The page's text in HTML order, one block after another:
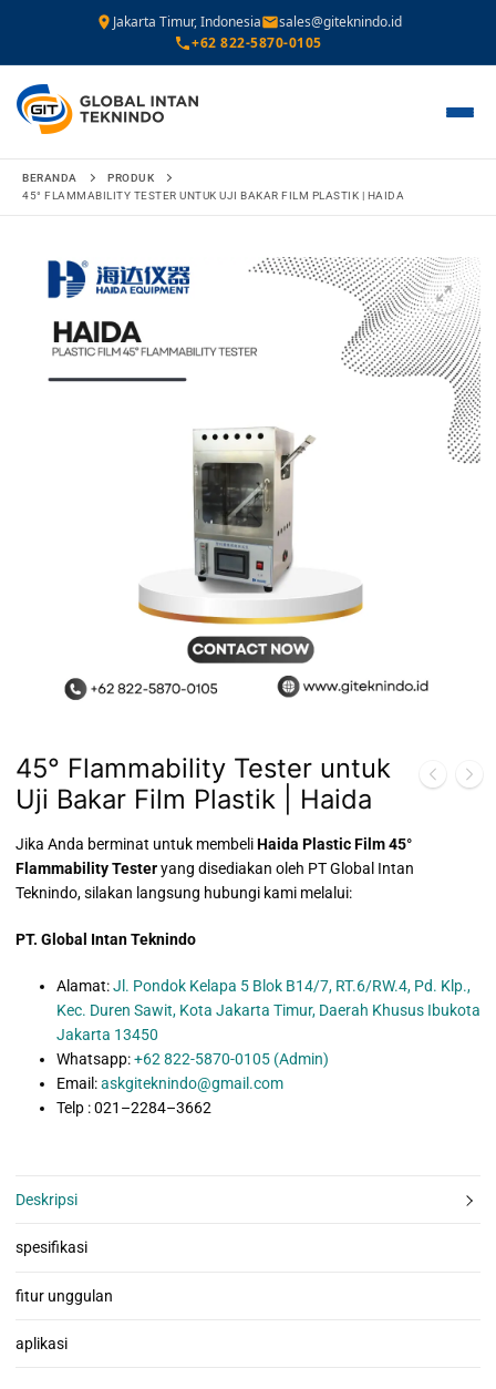
Jakarta Timur, Indonesia
sales@giteknindo.id
+62 822-5870-0105
Lompat
BERANDA
PRODUK
45° FLAMMABILITY TESTER UNTUK UJI BAKAR FILM PLASTIK | HAIDA
🔍
45° Flammability Tester untuk
Uji Bakar Film Plastik | Haida
Jika Anda berminat untuk membeliHaida Plastic Film 45°
Flammability Testeryang disediakan oleh PT Global Intan
Teknindo, silakan langsung hubungi kami melalui:
PT. Global Intan Teknindo
Alamat:Jl. Pondok Kelapa 5 Blok B14/7, RT.6/RW.4, Pd. Klp.,
Kec. Duren Sawit, Kota Jakarta Timur, Daerah Khusus Ibukota
Jakarta 13450
Whatsapp: +62 822-5870-0105 (Admin)
Email:askgiteknindo@gmail.com
Telp : 021–2284–3662
Deskripsi
spesifikasi
fitur unggulan
aplikasi